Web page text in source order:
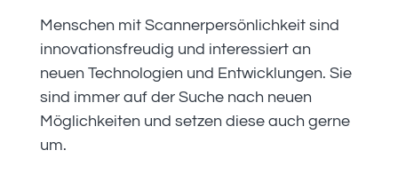
Menschen mit Scannerpersönlichkeit sind
innovationsfreudig und interessiert an
neuen Technologien und Entwicklungen. Sie
sind immer auf der Suche nach neuen
Möglichkeiten und setzen diese auch gerne
um.